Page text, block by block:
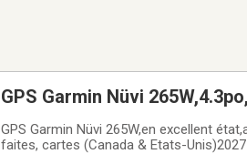
GPS Garmin Nüvi
GPS Garmin Nüvi 265W,en excellent
faites, cartes (Canada & Etats-